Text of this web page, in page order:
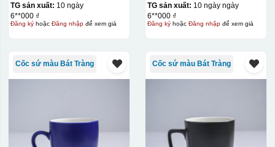
TG sản xuất: 10 ngày
6**000 ₫
Đăng kýhoặc Đăng nhậpđể xem giá
TG sản xuất: 10 ngày ngày
6**000 ₫
Đăng kýhoặc Đăng nhậpđể xem giá
Cốc sứ màu Bát Tràng Cốc sứ màu Bát Tràng